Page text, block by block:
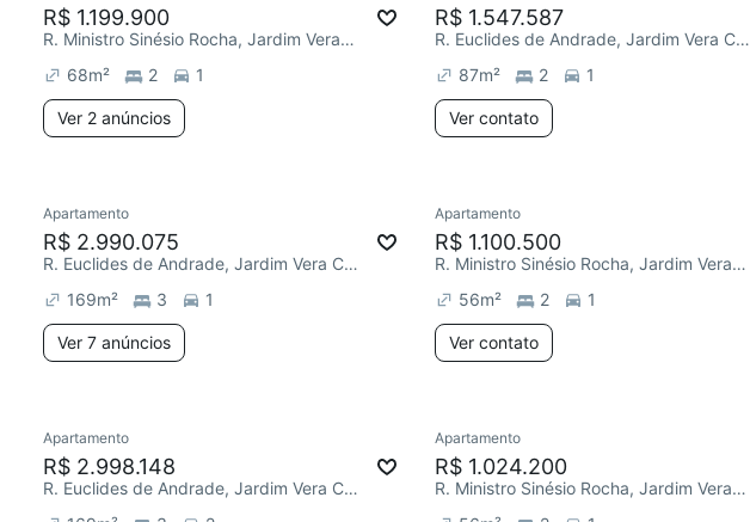
R$ 1.199.900
R. Ministro Sinésio Rocha, Jardim Vera Cruz
68m² 2 1
Ver 2 anúncios
R$ 1.547.587
R. Euclides de Andrade, Jardim Vera Cruz
87m² 2 1
Ver contato
Apartamento
R$ 2.990.075
R. Euclides de Andrade, Jardim Vera Cruz
169m² 3 1
Ver 7 anúncios
Apartamento
R$ 1.100.500
R. Ministro Sinésio Rocha, Jardim Vera Cruz
56m² 2 1
Ver contato
Apartamento
R$ 2.998.148
R. Euclides de Andrade, Jardim Vera Cruz
Apartamento
R$ 1.024.200
R. Ministro Sinésio Rocha, Jardim Vera Cruz